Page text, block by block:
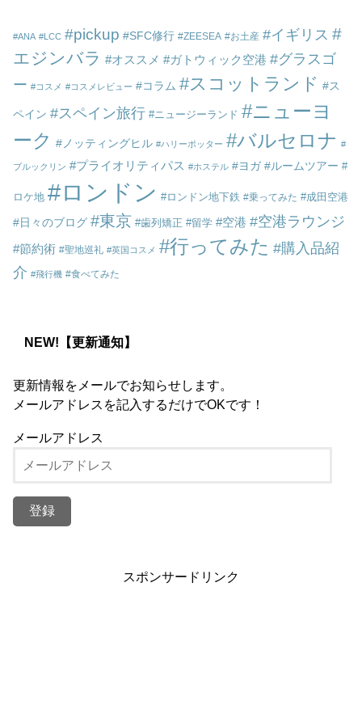
ANA LCC pickup SFC修行 ZEESEA お土産 イギリス
エジンバラ オススメ ガトウィック空港
グラスゴ
ー
コスメ コスメレビュー コラム スコットランド ス
ペイン スペイン旅行 ニュージーランド
ニューヨ
ーク
ノッティングヒル ハリーポッター バルセロナ
ブルックリン プライオリティパス ホステル ヨガ ルームツアー
ロケ地 ロンドン ロンドン地下鉄 乗ってみた 成田空港
日々のブログ 東京 歯列矯正 留学 空港 空港ラウンジ
節約術 聖地巡礼 英国コスメ 行ってみた
購入品紹
介
飛行機 食べてみた
NEW!【更新通知】
更新情報をメールでお知らせします。
メールアドレスを記入するだけでOKです！
メールアドレス
スポンサードリンク